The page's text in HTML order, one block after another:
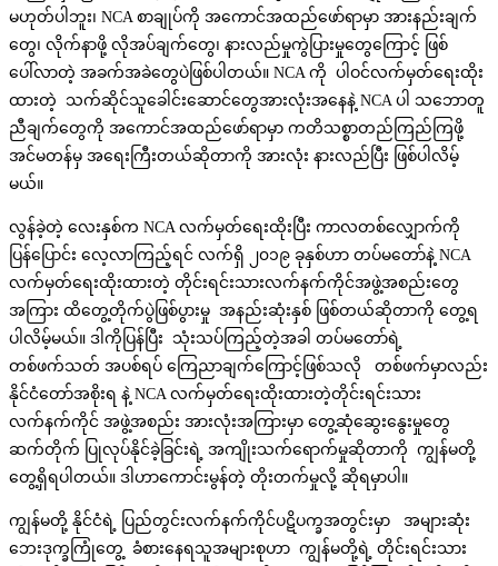
မဟုတ်ပါဘူး၊ NCA စာချုပ်ကို အကောင်အထည်ဖော်ရာမှာ အားနည်းချက်
တွေ၊ လိုက်နာဖို့ လိုအပ်ချက်တွေ၊ နားလည်မှုကွဲပြားမှုတွေကြောင့် ဖြစ်
ပေါ်လာတဲ့ အခက်အခဲတွေပဲဖြစ်ပါတယ်။ NCA ကို ပါဝင်လက်မှတ်ရေးထိုး
ထားတဲ့ သက်ဆိုင်သူခေါင်းဆောင်တွေအားလုံးအနေနဲ့ NCA ပါ သဘောတူ
ညီချက်တွေကို အကောင်အထည်ဖော်ရာမှာ ကတိသစ္စာတည်ကြည်ကြဖို့
အင်မတန်မှ အရေးကြီးတယ်ဆိုတာကို အားလုံး နားလည်ပြီး ဖြစ်ပါလိမ့်
မယ်။
လွန်ခဲ့တဲ့ လေးနှစ်က NCA လက်မှတ်ရေးထိုးပြီး ကာလတစ်လျှောက်ကို
ပြန်ပြောင်း လေ့လာကြည့်ရင် လက်ရှိ ၂၀၁၉ ခုနှစ်ဟာ တပ်မတော်နဲ့ NCA
လက်မှတ်ရေးထိုးထားတဲ့ တိုင်းရင်းသားလက်နက်ကိုင်အဖွဲ့အစည်းတွေ
အကြား ထိတွေ့တိုက်ပွဲဖြစ်ပွားမှု အနည်းဆုံးနှစ် ဖြစ်တယ်ဆိုတာကို တွေ့ရ
ပါလိမ့်မယ်။ ဒါကိုပြန်ပြီး သုံးသပ်ကြည့်တဲ့အခါ တပ်မတော်ရဲ့
တစ်ဖက်သတ် အပစ်ရပ် ကြေညာချက်ကြောင့်ဖြစ်သလို တစ်ဖက်မှာလည်း
နိုင်ငံတော်အစိုးရ နဲ့ NCA လက်မှတ်ရေးထိုးထားတဲ့တိုင်းရင်းသား
လက်နက်ကိုင် အဖွဲ့အစည်း အားလုံးအကြားမှာ တွေ့ဆုံဆွေးနွေးမှုတွေ
ဆက်တိုက် ပြုလုပ်နိုင်ခဲ့ခြင်းရဲ့ အကျိုးသက်ရောက်မှုဆိုတာကို ကျွန်မတို့
တွေ့ရှိရပါတယ်။ ဒါဟာကောင်းမွန်တဲ့ တိုးတက်မှုလို့ ဆိုရမှာပါ။
ကျွန်မတို့ နိုင်ငံရဲ့ ပြည်တွင်းလက်နက်ကိုင်ပဋိပက္ခအတွင်းမှာ အများဆုံး
ဘေးဒုက္ခကြုံတွေ့ ခံစားနေရသူအများစုဟာ ကျွန်မတို့ရဲ့ တိုင်းရင်းသား